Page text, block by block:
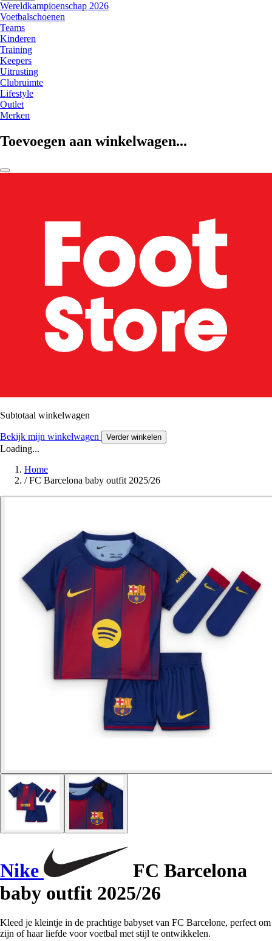
Wereldkampioenschap 2026
Voetbalschoenen
Teams
Kinderen
Training
Keepers
Uitrusting
Clubruimte
Lifestyle
Outlet
Merken
Toevoegen aan winkelwagen...
Subtotaal winkelwagen
Bekijk mijn winkelwagen Verder winkelen
Loading...
Home
/ FC Barcelona baby outfit 2025/26
Nike
FC Barcelona
baby outfit 2025/26
Kleed je kleintje in de prachtige babyset van FC Barcelone, perfect om
zijn of haar liefde voor voetbal met stijl te ontwikkelen.